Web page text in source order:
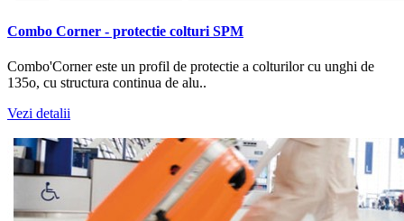
Combo Corner - protectie colturi SPM
Combo'Corner este un profil de protectie a colturilor cu unghi de
135o, cu structura continua de alu..
Vezi detalii